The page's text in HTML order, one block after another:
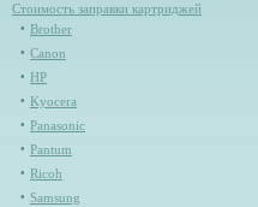
Стоимость заправки картриджей
Brother
Canon
HP
Kyocera
Panasonic
Pantum
Ricoh
Samsung